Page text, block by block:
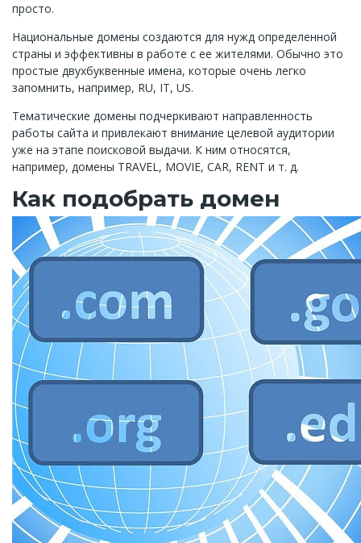
просто.
Национальные домены создаются для нужд определенной
страны и эффективны в работе с ее жителями. Обычно это
простые двухбуквенные имена, которые очень легко
запомнить, например, RU, IT, US.
Тематические домены подчеркивают направленность
работы сайта и привлекают внимание целевой аудитории
уже на этапе поисковой выдачи. К ним относятся,
например, домены TRAVEL, MOVIE, CAR, RENT и т. д.
Как подобрать домен